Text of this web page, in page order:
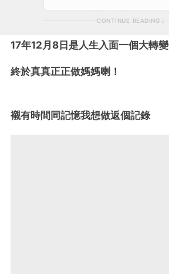
CONTINUE READING
17年12月8日是人生入面一個大轉變
終於真真正正做媽媽喇！
襯有時間同記憶我想做返個記錄